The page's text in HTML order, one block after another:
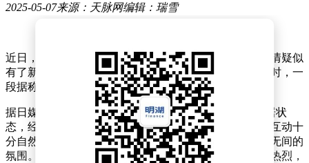
2025-05-07来源：天脉网编辑：瑞雪
近日，搜狐娱乐从日媒处获悉，永野芽郁与田中圭的恋情疑似
有了新的进展。一组两人的最新合照在网络上曝光，同时，一
段据称是两人的聊天记录也被公开，引起了广泛关注。
据日媒报道，早在今年1月底，田中圭便已经处于半同居状
态，经常居住在永野芽郁的住所。聊天记录中，两人的互动十
分自然，从日常晚餐的选择到留宿休息，都透露出亲密无间的
氛围。不仅如此，他们还频繁向对方表达爱意，言辞之热烈，